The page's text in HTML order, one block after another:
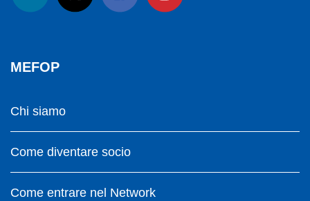
MEFOP
Chi siamo
Come diventare socio
Come entrare nel Network